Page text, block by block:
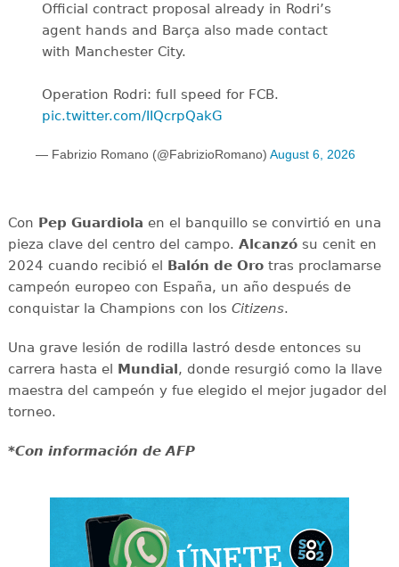
Official contract proposal already in Rodri’s
agent hands and Barça also made contact
with Manchester City.
Operation Rodri: full speed for FCB.
pic.twitter.com/IIQcrpQakG
— Fabrizio Romano (@FabrizioRomano) August 6, 2026
Con Pep Guardiola en el banquillo se convirtió en una
pieza clave del centro del campo. Alcanzósu cenit en
2024 cuando recibió el Balón de Orotras proclamarse
campeón europeo con España, un año después de
conquistar la Champions con los Citizens.
Una grave lesión de rodilla lastró desde entonces su
carrera hasta el Mundial, donde resurgió como la llave
maestra del campeón y fue elegido el mejor jugador del
torneo.
*Con información de AFP